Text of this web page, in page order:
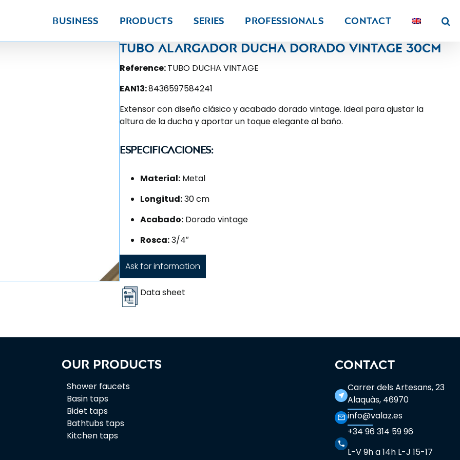
Business Products Series PROFESSIONALS Contact
Tubo alargador ducha dorado vintage 30cm
Reference:TUBO DUCHA VINTAGE
EAN13:8436597584241
Extensor con diseño clásico y acabado dorado vintage. Ideal para ajustar la
altura de la ducha y aportar un toque elegante al baño.
Especificaciones:
Material: Metal
Longitud:30 cm
Acabado: Dorado vintage
Rosca:3/4″
Ask for information
Data sheet
Our products
Shower faucets
Basin taps
Bidet taps
Bathtubs taps
Kitchen taps
CONTACT
near_me
Carrer dels Artesans, 23
Alaquàs, 46970
mail_outline info@valaz.es
phone
+34 96 314 59 96
L-V 9h a 14h L-J 15-17